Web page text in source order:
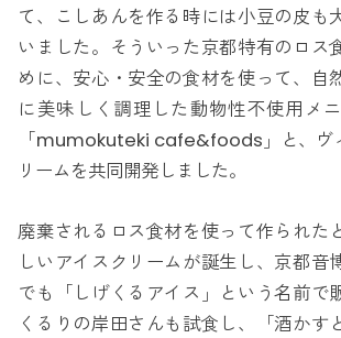
て、こしあんを作る時には小豆の皮も
いました。そういった京都特有のロス
めに、安心・安全の食材を使って、自
に美味しく調理した動物性不使用メ
「mumokuteki cafe&foods」と、ヴ
リームを共同開発しました。
廃棄されるロス食材を使って作られた
しいアイスクリームが誕生し、京都音
でも「しげくるアイス」という名前で
くるりの岸田さんも試食し、「酒かす